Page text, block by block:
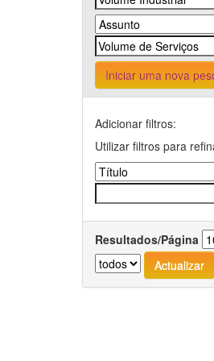
Iniciar uma nova
Adicionar filtros:
Utilizar filtros para
Resultados/Página